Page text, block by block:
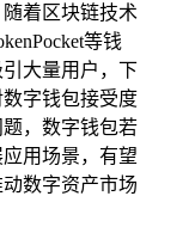
着区块链技术
等钱
大量用户，下
字钱包接受度
，数字钱包若
用场景，有望
数字资产市场